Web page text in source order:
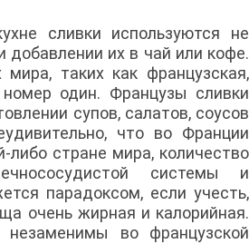
сливки используются не
добавлении их в чай или кофе.
таких как французская,
номер один. Французы сливки
супов, салатов, соусов
что во Франции
либо стране мира, количество
системы и
парадоксом, если учесть,
очень жирная и калорийная.
во французской